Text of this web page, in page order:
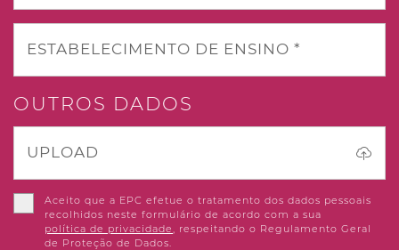
ESTABELECIMENTO DE ENSINO *
OUTROS DADOS
UPLOAD
Aceito que a EPC efetue o tratamento dos dados pessoais
recolhidos neste formulário de acordo com a sua
política de privacidade, respeitando o Regulamento Geral
de Proteção de Dados.